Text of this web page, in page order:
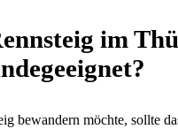
im
bewandern möchte, sollte